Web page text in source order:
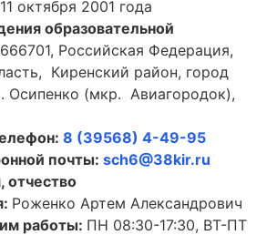
11 октября 2001 года
образовательной
666701, Российская Федерация,
Киренский район, город
Осипенко (мкр. Авиагородок),
8 (39568) 4-49-95
почты: sch6@38kir.ru
отчество
Роженко Артем Александрович
работы: ПН 08:30-17:30, ВТ-ПТ